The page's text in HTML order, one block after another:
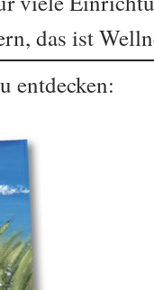
das ist
entdecken: